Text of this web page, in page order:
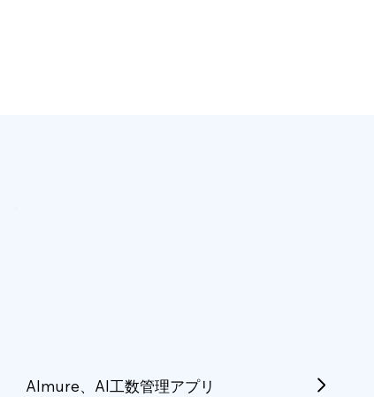
Almure、AI工数管理アプリ